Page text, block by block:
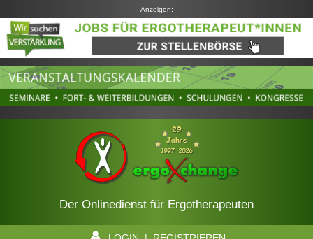
Anzeigen:
Der Onlinedienst für Ergotherapeuten